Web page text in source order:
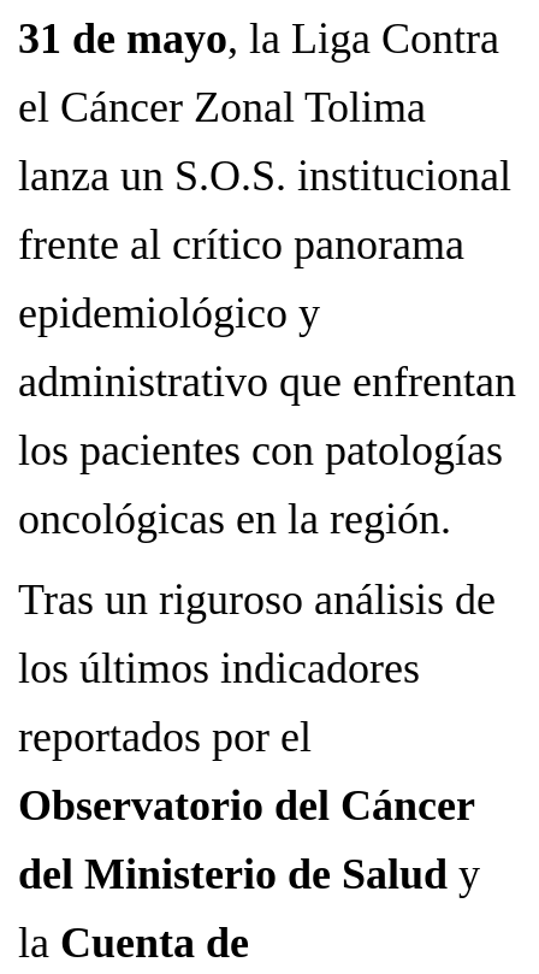
31 de mayo, la Liga Contra
el Cáncer Zonal Tolima
lanza un S.O.S. institucional
frente al crítico panorama
epidemiológico y
administrativo que enfrentan
los pacientes con patologías
oncológicas en la región.
Tras un riguroso análisis de
los últimos indicadores
reportados por el
Observatorio del Cáncer
del Ministerio de Salud y
la Cuenta de